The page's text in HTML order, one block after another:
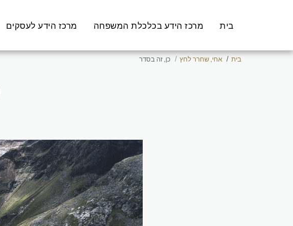
בית מרכז הידע בכלכלת המשפחה מרכז הידע לעסקים
בית אחי, שחרר לחץ כן, זה בסדר